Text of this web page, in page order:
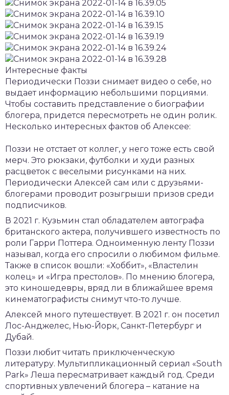
Интересные факты
Периодически Поззи снимает видео о себе, но
выдает информацию небольшими порциями.
Чтобы составить представление о биографии
блогера, придется пересмотреть не один ролик.
Несколько интересных фактов об Алексее:
Поззи не отстает от коллег, у него тоже есть свой
мерч. Это рюкзаки, футболки и худи разных
расцветок с веселыми рисунками на них.
Периодически Алексей сам или с друзьями-
блогерами проводит розыгрыши призов среди
подписчиков.
В 2021 г. Кузьмин стал обладателем автографа
британского актера, получившего известность по
роли Гарри Поттера. Одноименную ленту Поззи
называл, когда его спросили о любимом фильме.
Также в список вошли: «Хоббит», «Властелин
колец» и «Игра престолов». По мнению блогера,
это киношедевры, вряд ли в ближайшее время
кинематографисты снимут что-то лучше.
Алексей много путешествует. В 2021 г. он посетил
Лос-Анджелес, Нью-Йорк, Санкт-Петербург и
Дубай.
Поззи любит читать приключенческую
литературу. Мультипликационный сериал «South
Park» Леша пересматривает каждый год. Среди
спортивных увлечений блогера – катание на